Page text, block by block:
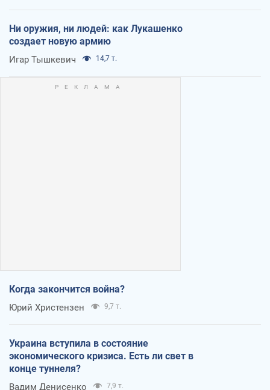
Ни оружия, ни людей: как Лукашенко
создает новую армию
Игар Тышкевич 14,7 т.
Когда закончится война?
Юрий Христензен 9,7 т.
Украина вступила в состояние
экономического кризиса. Есть ли свет в
конце туннеля?
Вадим Денисенко 7,9 т.